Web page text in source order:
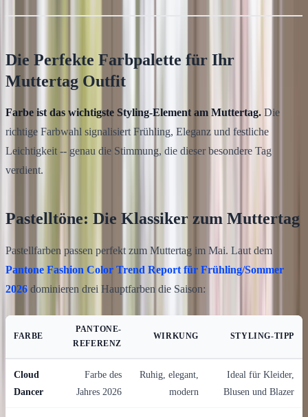
Die Perfekte Farbpalette für Ihr
Muttertag Outfit
Farbe ist das wichtigste Styling-Element am Muttertag. Die
richtige Farbwahl signalisiert Frühling, Eleganz und festliche
Leichtigkeit -- genau die Stimmung, die dieser besondere Tag
verdient.
Pastelltöne: Die Klassiker zum Muttertag
Pastellfarben passen perfekt zum Muttertag im Mai. Laut dem
Pantone Fashion Color Trend Report für Frühling/Sommer
2026 dominieren drei Hauptfarben die Saison:
FARBE
PANTONE-
REFERENZ
WIRKUNG STYLING-TIPP
Cloud
Dancer
Farbe des
Jahres 2026
Ruhig, elegant,
modern
Ideal für Kleider,
Blusen und Blazer